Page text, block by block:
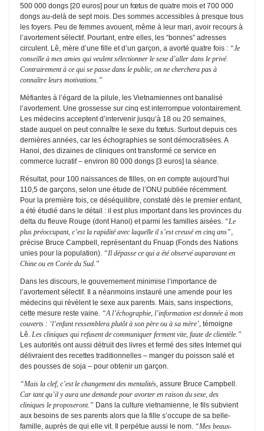
500 000 dongs [20 euros] pour un fœtus de quatre mois et 700 000
dongs au-delà de sept mois. Des sommes accessibles à presque tous
les foyers. Peu de femmes avouent, même à leur mari, avoir recours à
l’avortement sélectif. Pourtant, entre elles, les “bonnes” adresses
circulent. Lê, mère d’une fille et d’un garçon, a avorté quatre fois : “Je
conseille à mes amies qui veulent sélectionner le sexe d’aller dans le privé.
Contrairement à ce qui se passe dans le public, on ne cherchera pas à
connaître leurs motivations.”
Méfiantes à l’égard de la pilule, les Vietnamiennes ont banalisé
l’avortement. Une grossesse sur cinq est interrompue volontairement.
Les médecins acceptent d’intervenir jusqu’à 18 ou 20 semaines,
stade auquel on peut connaître le sexe du fœtus. Surtout depuis ces
dernières années, car les échographies se sont démocratisées. A
Hanoi, des dizaines de cliniques ont transformé ce service en
commerce lucratif – environ 80 000 dongs [3 euros] la séance.
Résultat, pour 100 naissances de filles, on en compte aujourd’hui
110,5 de garçons, selon une étude de l’ONU publiée récemment.
Pour la première fois, ce déséquilibre, constaté dès le premier enfant,
a été étudié dans le détail : il est plus important dans les provinces du
delta du fleuve Rouge (dont Hanoi) et parmi les familles aisées. “Le
plus préoccupant, c’est la rapidité avec laquelle il s’est creusé en cinq ans”
précise Bruce Campbell, représentant du Fnuap (Fonds des Nations
unies pour la population). “Il dépasse ce qui a été observé auparavant en
Chine ou en Corée du Sud.”
Dans les discours, le gouvernement minimise l’importance de
l’avortement sélectif. Il a néanmoins instauré une amende pour les
médecins qui révèlent le sexe aux parents. Mais, sans inspections,
cette mesure reste vaine. “A l’échographie, l’information est donnée à mots
couverts : ‘l’enfant ressemblera plutôt à son père ou à sa mère’, témoigne
Lê. Les cliniques qui refusent de communiquer ferment vite, faute de clientèle.”
Les autorités ont aussi détruit des livres et fermé des sites Internet qui
délivraient des recettes traditionnelles – manger du poisson salé et
des pousses de soja – pour obtenir un garçon.
“Mais la clef, c’est le changement des mentalités, assure Bruce Campbell.
Car tant qu’il y aura une demande pour avorter en raison du sexe, des
cliniques le proposeront.” Dans la culture vietnamienne, le fils subvient
aux besoins de ses parents alors que la fille s’occupe de sa belle-
famille, auprès de qui elle vit. Il perpétue aussi le nom. “Mes beaux-